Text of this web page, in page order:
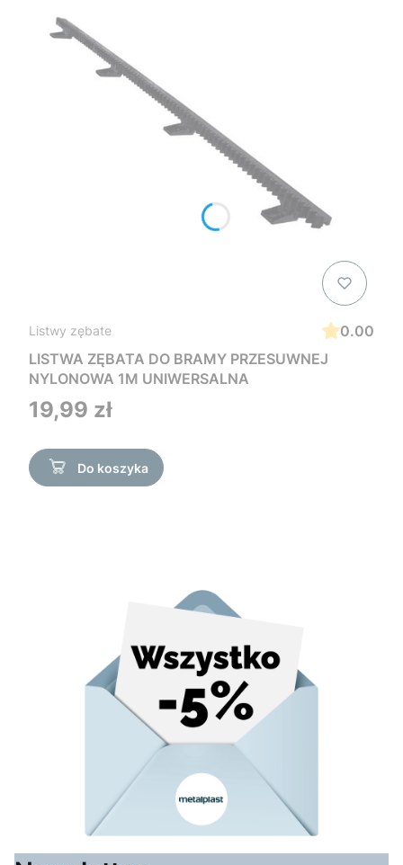
Listwy zębate
0.00
LISTWA ZĘBATA DO BRAMY PRZESUWNEJ
NYLONOWA 1M UNIWERSALNA
Cena
19,99 zł
Do koszyka